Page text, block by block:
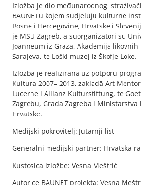
Izložba je dio međunarodnog
BAUNETu kojem sudjeluju kulturne
Bosne i Hercegovine, Hrvatske i
je MSU Zagreb, a suorganizatori su
Joanneum iz Graza, Akademija
Sarajeva, te Loški muzej iz Škofje Loke.
Izložba je realizirana uz potporu
Kultura 2007– 2013, zakladā Art
Lucerne i Allianz Kulturstiftung, te
Zagrebu, Grada Zagreba i
Hrvatske.
Medijski pokrovitelj: Jutarnji list
Generalni medijski partner: Hrvatska
Kustosica izložbe: Vesna Meštrić
Autorice BAUNET projekta: Vesna